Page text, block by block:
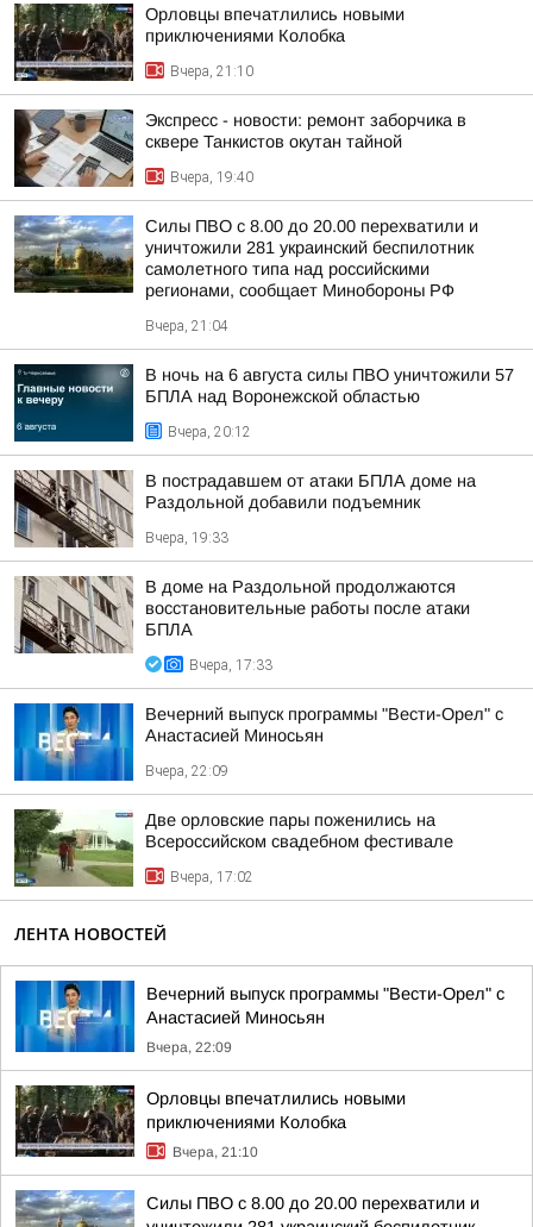
Орловцы впечатлились новыми
приключениями Колобка
Вчера, 21:10
Экспресс - новости: ремонт заборчика в
сквере Танкистов окутан тайной
Вчера, 19:40
Силы ПВО с 8.00 до 20.00 перехватили и
уничтожили 281 украинский беспилотник
самолетного типа над российскими
регионами, сообщает Минобороны РФ
Вчера, 21:04
В ночь на 6 августа силы ПВО уничтожили 57
БПЛА над Воронежской областью
Вчера, 20:12
В пострадавшем от атаки БПЛА доме на
Раздольной добавили подъемник
Вчера, 19:33
В доме на Раздольной продолжаются
восстановительные работы после атаки
БПЛА
Вчера, 17:33
Вечерний выпуск программы "Вести-Орел" с
Анастасией Миносьян
Вчера, 22:09
Две орловские пары поженились на
Всероссийском свадебном фестивале
Вчера, 17:02
ЛЕНТА НОВОСТЕЙ
Вечерний выпуск программы "Вести-Орел" с
Анастасией Миносьян
Вчера, 22:09
Орловцы впечатлились новыми
приключениями Колобка
Вчера, 21:10
Силы ПВО с 8.00 до 20.00 перехватили и